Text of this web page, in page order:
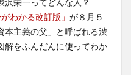
沢栄一ってどんな人？
わかる改訂版」 が８月５
本主義の父」と呼ばれる渋
解をふんだんに使ってわか